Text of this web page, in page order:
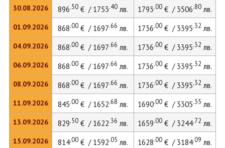
30.08.2026
01.09.2026
04.09.2026
06.09.2026
08.09.2026
11.09.2026
13.09.2026
15.09.2026
896.50€ / 1753.40лв. 1793.00€ / 3506.80лв.
868.00€ / 1697.66 лв. 1736.00€ / 3395.32 лв.
868.00€ / 1697.66 лв. 1736.00€ / 3395.32 лв.
868.00€ / 1697.66 лв. 1736.00€ / 3395.32 лв.
868.00€ / 1697.66 лв. 1736.00€ / 3395.32 лв.
845.00€ / 1652.68 лв. 1690.00€ / 3305.35 лв.
829.50€ / 1622.36 лв. 1659.00€ / 3244.72 лв.
814.00€ / 1592.05 лв. 1628.00€ / 3184.09 лв.